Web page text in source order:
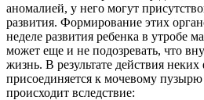
аномалией, у него могут
развития. Формирование этих
неделе развития ребенка в утробе
может еще и не подозревать, что
жизнь. В результате действия
присоединяется к мочевому
происходит вследствие: